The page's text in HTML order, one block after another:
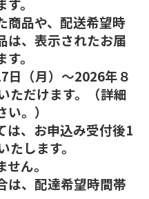
品や、配送希望時
は、表示されたお届
。
（月）～2026年８
ただけます。（詳細
。）
は、お申込み受付後1
します。
ん。
、配達希望時間帯